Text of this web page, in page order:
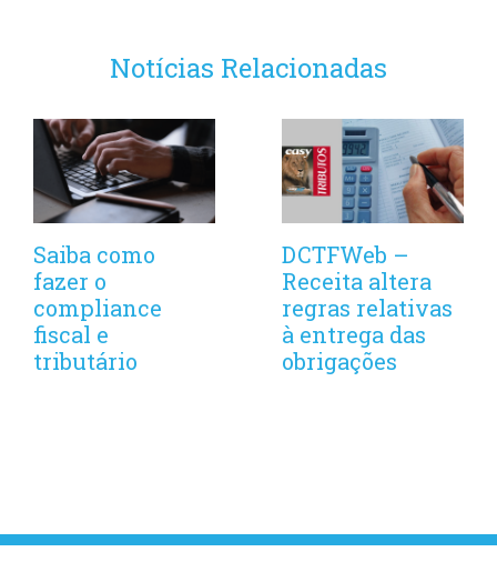
Notícias Relacionadas
Saiba como
fazer o
compliance
fiscal e
tributário
DCTFWeb –
Receita altera
regras relativas
à entrega das
obrigações